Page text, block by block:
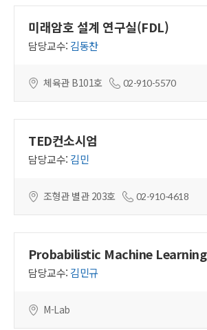
미래암호 설계 연구실(FDL)
담당교수: 김동찬
체육관 B101호 02-910-5570
TED컨소시엄
담당교수: 김민
조형관 별관 203호 02-910-4618
Probabilistic Machine Learning
담당교수: 김민규
M-Lab